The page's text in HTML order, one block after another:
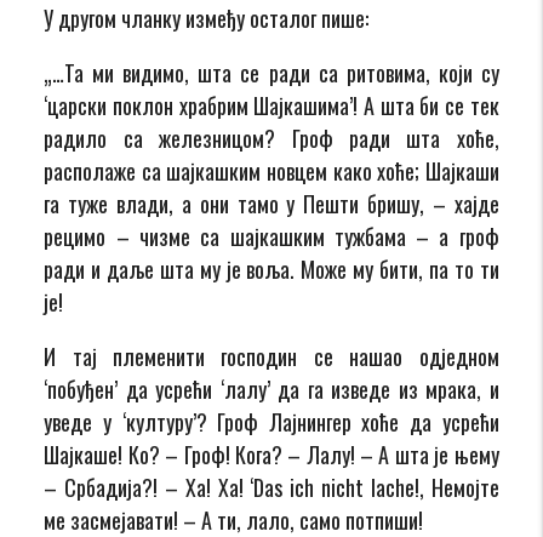
У другом чланку између осталог пише:
„…Та ми видимо, шта се ради са ритовима, који су
‘царски поклон храбрим Шајкашима’! А шта би се тек
радило са железницом? Гроф ради шта хоће,
располаже са шајкашким новцем како хоће; Шајкаши
га туже влади, а они тамо у Пешти бришу, – хајде
рецимо – чизме са шајкашким тужбама – а гроф
ради и даље шта му је воља. Може му бити, па то ти
је!
И тај племенити господин се нашао одједном
‘побуђен’ да усрећи ‘лалу’ да га изведе из мрака, и
уведе у ‘културу’? Гроф Лајнингер хоће да усрећи
Шајкаше! Ко? – Гроф! Кога? – Лалу! – А шта је њему
– Србадија?! – Ха! Ха! ‘Das ich nicht lache!, Немојте
ме засмејавати! – А ти, лало, само потпиши!